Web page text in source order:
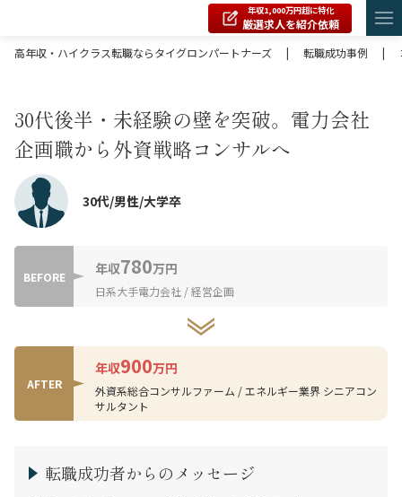
年収1,000万円超に特化
厳選求人を紹介依頼
高年収・ハイクラス転職ならタイグロンパートナーズ
| 転職成功事例 |
30代後半・未経験の壁を突破。電力会社
企画職から外資戦略コンサルへ
30代/男性/大学卒
BEFORE 年収780万円
日系大手電力会社 / 経営企画
AFTER
年収900万円
外資系総合コンサルファーム / エネルギー業界 シニアコン
サルタント
転職成功者からのメッセージ